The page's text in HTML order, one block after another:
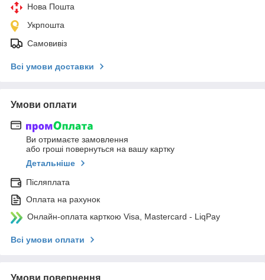
Нова Пошта
Укрпошта
Самовивіз
Всі умови доставки
Умови оплати
Ви отримаєте замовлення
або гроші повернуться на вашу картку
Детальніше
Післяплата
Оплата на рахунок
Онлайн-оплата карткою Visa, Mastercard - LiqPay
Всі умови оплати
Умови повернення